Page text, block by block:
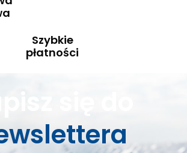
Szybkie
płatności
się do